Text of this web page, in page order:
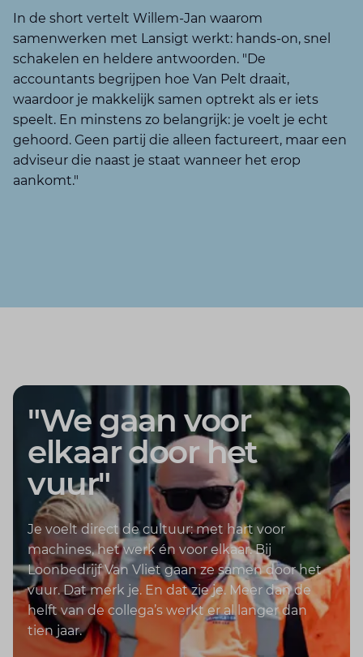
In de short vertelt Willem-Jan waarom
samenwerken met Lansigt werkt: hands-on, snel
schakelen en heldere antwoorden. "De
accountants begrijpen hoe Van Pelt draait,
waardoor je makkelijk samen optrekt als er iets
speelt. En minstens zo belangrijk: je voelt je echt
gehoord. Geen partij die alleen factureert, maar een
adviseur die naast je staat wanneer het erop
aankomt."
"We gaan voor
elkaar door het
vuur"
Je voelt direct de cultuur: met hart voor
machines, het werk én voor elkaar. Bij
Loonbedrijf Van Vliet gaan ze samen door het
vuur. Dat merk je. En dat zie je. Meer dan de
helft van de collega’s werkt er al langer dan
tien jaar.